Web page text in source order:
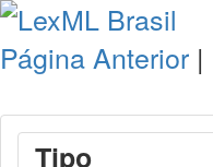
Página Anterior |
Tipo